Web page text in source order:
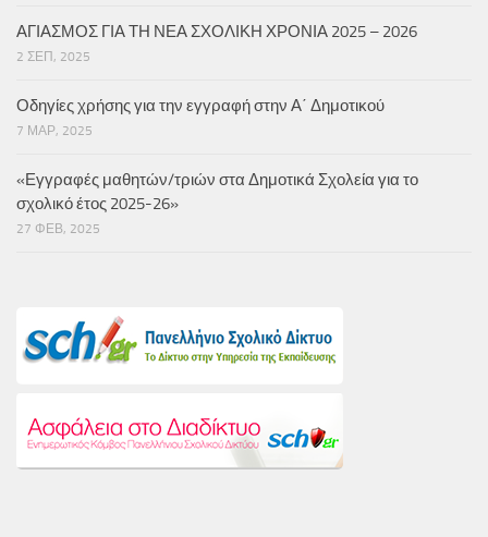
ΑΓΙΑΣΜΟΣ ΓΙΑ ΤΗ ΝΕΑ ΣΧΟΛΙΚΗ ΧΡΟΝΙΑ 2025 – 2026
2 ΣΕΠ, 2025
Οδηγίες χρήσης για την εγγραφή στην Α΄ Δημοτικού
7 ΜΑΡ, 2025
«Εγγραφές μαθητών/τριών στα Δημοτικά Σχολεία για το
σχολικό έτος 2025-26»
27 ΦΕΒ, 2025